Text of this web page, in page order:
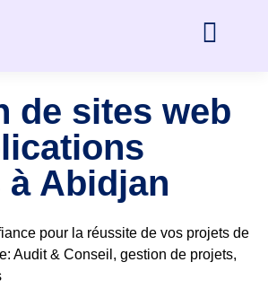
de sites web
Abidjan
pour la réussite de vos projets de
Audit & Conseil, gestion de projets,